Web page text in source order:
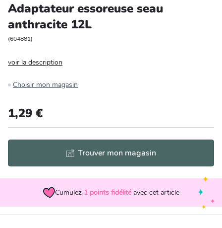
Bricolage et auto
Jardin et plein air
Adaptateur essoreuse seau
anthracite 12L
(604881)
voir la description
Choisir mon magasin
1,29 €
Trouver mon magasin
Cumulez 1 points fidélité avec cet article